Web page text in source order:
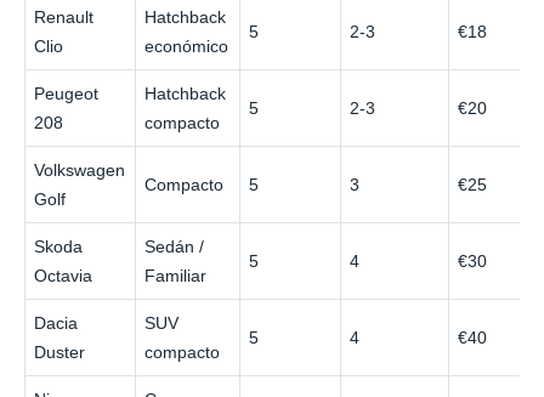
Renault
Clio
Hatchback
económico
5 2-3 €18
Peugeot
208
Hatchback
compacto
5 2-3 €20
Volkswagen
Golf
Compacto 5 3 €25
Skoda
Octavia
Sedán /
Familiar
5 4 €30
Dacia
Duster
SUV
compacto
5 4 €40